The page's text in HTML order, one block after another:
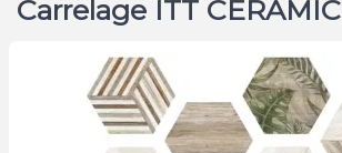
Carrelage ITT CERAMIC